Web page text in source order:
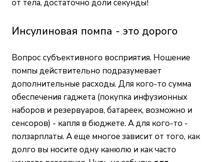
от тела, достаточно доли секунды!
Инсулиновая помпа - это дорого
Вопрос субъективного восприятия. Ношение
помпы действительно подразумевает
дополнительные расходы. Для кого-то сумма
обеспечения гаджета (покупка инфузионных
наборов и резервуаров, батареек, возможно и
сенсоров) - капля в бюджете. А для кого-то -
ползарплаты. А еще многое зависит от того, как
долго вы носите одну канюлю и как часто